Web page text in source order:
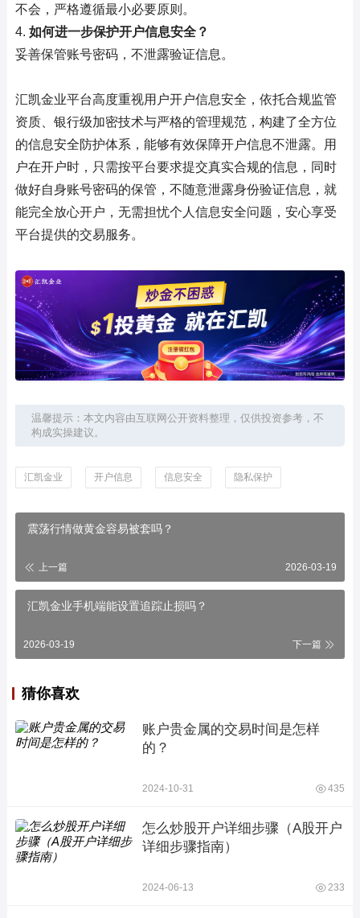
不会，严格遵循最小必要原则。
4. 如何进一步保护开户信息安全？
妥善保管账号密码，不泄露验证信息。
汇凯金业平台高度重视用户开户信息安全，依托合规监管
资质、银行级加密技术与严格的管理规范，构建了全方位
的信息安全防护体系，能够有效保障开户信息不泄露。用
户在开户时，只需按平台要求提交真实合规的信息，同时
做好自身账号密码的保管，不随意泄露身份验证信息，就
能完全放心开户，无需担忧个人信息安全问题，安心享受
平台提供的交易服务。
温馨提示：本文内容由互联网公开资料整理，仅供投资参考，不
构成实操建议。
汇凯金业 开户信息 信息安全 隐私保护
震荡行情做黄金容易被套吗？
上一篇 2026-03-19
汇凯金业手机端能设置追踪止损吗？
2026-03-19 下一篇
猜你喜欢
账户贵金属的交易时间是怎样
的？
2024-10-31 435
怎么炒股开户详细步骤（A股开户
详细步骤指南）
2024-06-13 233